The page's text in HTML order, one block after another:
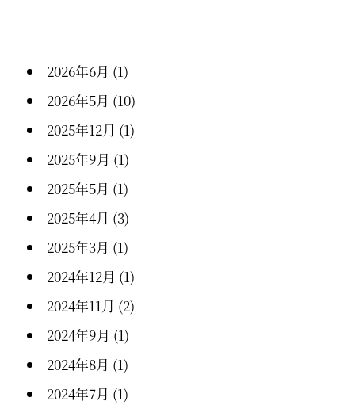
2026年6月 (1)
2026年5月 (10)
2025年12月 (1)
2025年9月 (1)
2025年5月 (1)
2025年4月 (3)
2025年3月 (1)
2024年12月 (1)
2024年11月 (2)
2024年9月 (1)
2024年8月 (1)
2024年7月 (1)